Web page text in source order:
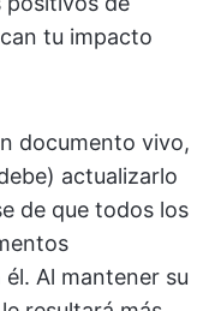
tu impacto
documento vivo,
actualizarlo
de que todos los
Al mantener su